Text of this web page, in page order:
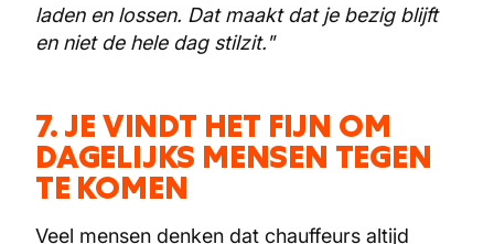
laden en lossen. Dat maakt dat je bezig blijft
en niet de hele dag stilzit."
7. JE VINDT HET FIJN OM
DAGELIJKS MENSEN TEGEN
TE KOMEN
Veel mensen denken dat chauffeurs altijd